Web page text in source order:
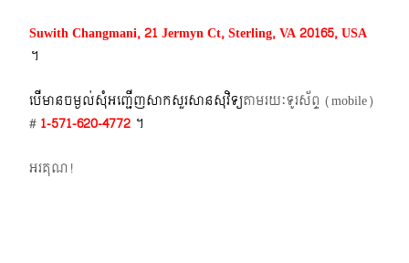
Suwith Changmani, 21 Jermyn Ct, Sterling, VA 20165, USA
។​
បើមានចម្ងល់​សុំអញ្ជើញសាកសួរសានសុវិទ្យតាមរយៈទូរស័ព្ទ​ (mobile)​
# 1-571-620-4772​ ។
អរគុណ!